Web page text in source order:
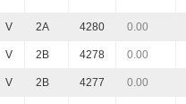
V 2A 4280 0.00
V 2B 4278 0.00
V 2B 4277 0.00